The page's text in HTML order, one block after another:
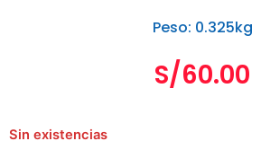
Peso: 0.325kg
S/60.00
Sin existencias